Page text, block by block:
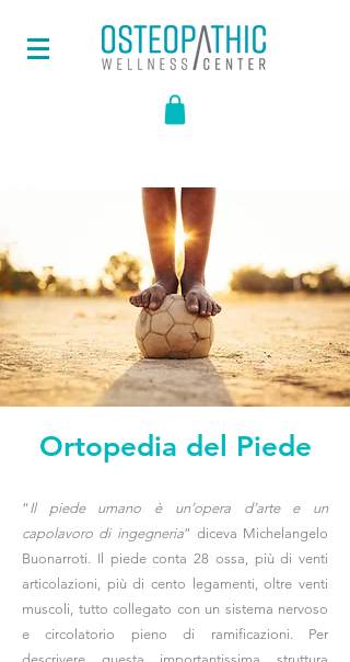
Ortopedia del Piede
“Il piede umano è un’opera d’arte e un
capolavoro di ingegneria” diceva Michelangelo
Buonarroti. Il piede conta 28 ossa, più di venti
articolazioni, più di cento legamenti, oltre venti
muscoli, tutto collegato con un sistema nervoso
e circolatorio pieno di ramificazioni. Per